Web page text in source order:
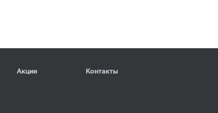
Акции Контакты